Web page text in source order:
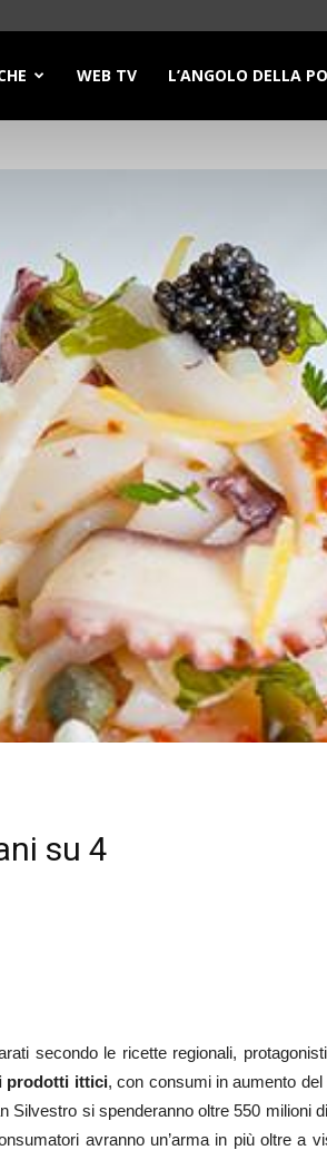
WEB TV L’ANGOLO DELLA
su 4
secondo le ricette regionali,
prodotti ittici, con consumi in aumento
si spenderanno oltre 550 milioni
avranno un’arma in più oltre a